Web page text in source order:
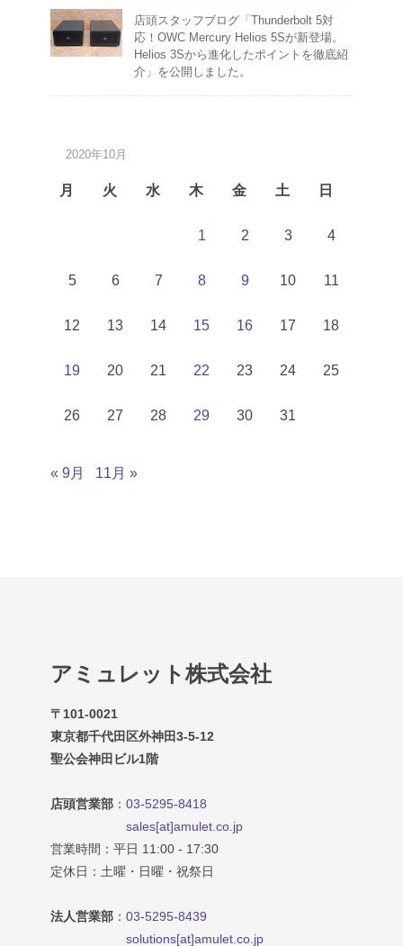
店頭スタッフブログ「Thunderbolt 5対
応！OWC Mercury Helios 5Sが新登場。
Helios 3Sから進化したポイントを徹底紹
介」を公開しました。
2020年10月
月 火 水 木 金 土 日
1 2 3 4
5 6 7 8 9 10 11
12 13 14 15 16 17 18
19 20 21 22 23 24 25
26 27 28 29 30 31
« 9月 11月 »
アミュレット株式会社
〒101-0021
東京都千代田区外神田3-5-12
聖公会神田ビル1階
店頭営業部 ： 03-5295-8418
sales[at]amulet.co.jp
営業時間：平日 11:00 - 17:30
定休日：土曜・日曜・祝祭日
法人営業部 ： 03-5295-8439
solutions[at]amulet.co.jp